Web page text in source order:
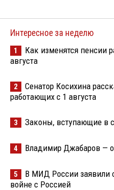
Интересное за неделю
1
Как изменятся пенсии
августа
2
Сенатор Косихина
работающих с 1 августа
3 Законы, вступающие в
4 Владимир Джабаров —
5
В МИД России заявили
войне с Россией